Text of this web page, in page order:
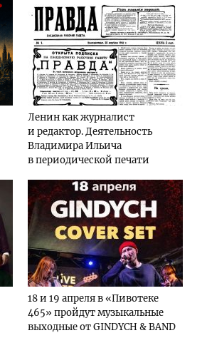
Ленин как журналист
и редактор. Деятельность
Владимира Ильича
в периодической печати
18 и 19 апреля в «Пивотеке
465» пройдут музыкальные
выходные от GINDYCH & BAND